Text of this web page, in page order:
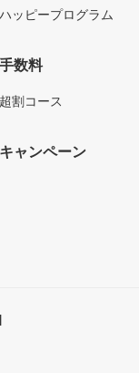
ハッピープログラム
手数料
超割コース
キャンペーン